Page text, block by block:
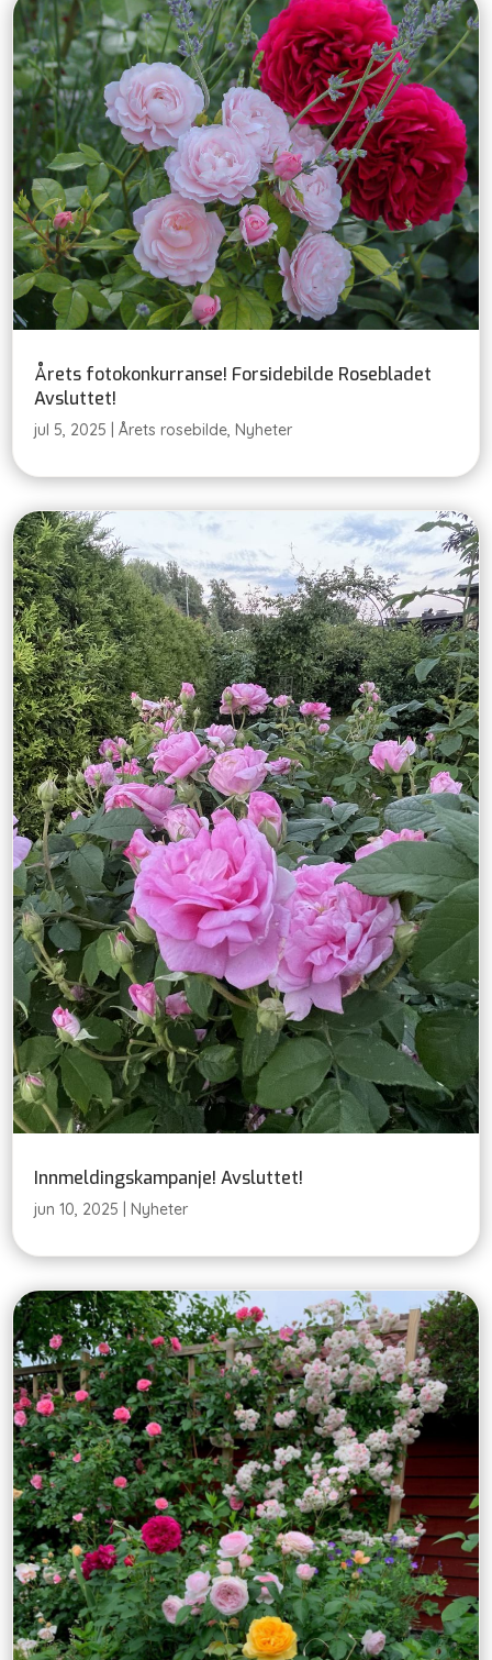
Årets fotokonkurranse! Forsidebilde Rosebladet
Avsluttet!
jul 5, 2025 |Årets rosebilde,Nyheter
Innmeldingskampanje! Avsluttet!
jun 10, 2025 Nyheter